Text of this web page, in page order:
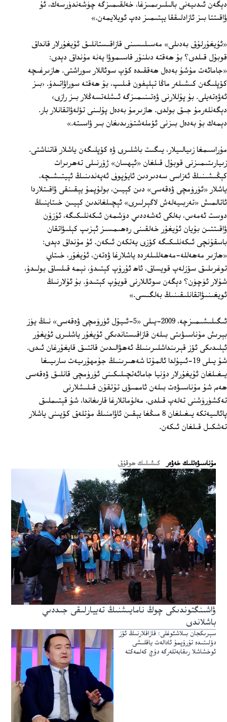
دېگەن ئىدىيەنى بالىلىرىمىزغا، خەلقىمىزگە چۈشەندۈرسەك، ئۇ
ۋاقىتتا بىز ئازادلىققا يېتىمىز دەپ ئويلايمەن.»
«ئۇيغۇرلۇق بەدىلى» مەسىلىسىنى قازاقىستانلىق ئۇيغۇرلار قانداق
قوبۇل قىلدى؟ بۇ ھەقتە دىلنۇر قاسىموۋا يەنە مۇنداق دېدى:
«جامائەت مۇشۇ بەدەل ھەققىدە كۆپ سوئاللار سوراشتى. ھازىرغىچە
كۆپلىگەن كىشىلەر ماڭا تېلېفون قىلىپ، بۇ ھەقتە سوراۋاتىدۇ. ‹بىز
ئەۋەتەيلى. بۇ پۇللارنى ۋەتىنىمىزگە ئىشلەتسەڭلار بىز رازى›
دېگەنلەرمۇ جىق بولدى. ھازىرمۇ بەدەل پۇلىنى تۆلەۋاتقانلار بار.
دېمەك بۇ بەدەل بىزنى ئۆملەشتۈرىدىغان بىر ۋاسىتە.»
مۇراسىمغا زىيالىيلار، يىگىت باشلىرى ۋە كۆپلىگەن ياشلار قاتناشتى.
زىيارىتىمىزنى قوبۇل قىلغان «ئېھسان» ژۇرنىلى تەھرىرات
كېڭىشىنىڭ ئەزاسى سەدىردىن ئايۇپوف ئەپەندىنىڭ ئېيتىشىچە،
ياشلار «ئۈرۈمچى ۋەقەسى» دىن كېيىن، بولۇپمۇ يېقىنقى ۋاقىتلاردا
ئاتالمىش «تەربىيەلەش لاگېرلىرى» ئېچىلغاندىن كېيىن خىتاينىڭ
دوست ئەمەس، بەلكى ئەشەددىي دۈشمەن ئىكەنلىكىگە، ئۇزۇن
ۋاقىتتىن بۇيان ئۇيغۇر خەلقىنى رەھىمسىز ئېزىپ كېلىۋاتقان
باسقۇنچى ئىكەنلىكىگە كۆزى يەتكەن ئىكەن. ئۇ مۇنداق دېدى:
«ھازىر مەھەللە-مەھەللىلەردە ياشلارغا ۋەتەن، ئۇيغۇر، خىتاي
توغرىلىق سۆزلەپ قويساق، ئاھ ئۇرۇپ كېتىدۇ، نېمە قىلساق بولىدۇ،
شۇلار ئۈچۈن؟ دېگەن سوئاللارنى قويۇپ كېتىدۇ. بۇ ئۇلارنىڭ
ئويغىنىۋاتقانلىقىنىڭ بەلگىسى.»
ئىگىلىشىمىزچە، 2009-يىلى «5-ئىيۇل ئۈرۈمچى ۋەقەسى» نىڭ يۈز
بېرىش مۇناسىۋىتى بىلەن قازاقىستاندىكى ئۇيغۇر ياشلىرى ئۇيغۇر
ئېلىدىكى ئۆز قېرىنداشلىرىنىڭ ئەھۋالىدىن قاتتىق قايغۇرغان ئىدى.
شۇ يىلى 19-ئىيۇلدا ئالمۇتا شەھىرىنىڭ جۇمھۇرىيەت سارىيىغا
يىغىلغان ئۇيغۇرلار دۇنيا جامائەتچىلىكىنى ئۈرۈمچى قانلىق ۋەقەسى
ھەم شۇ مۇناسىۋەت بىلەن ئاممىۋى تۇتقۇن قىلىشلارنى
تەكشۈرۈشنى تەلەپ قىلدى. مەلۇماتلارغا قارىغاندا، شۇ قېتىملىق
پائالىيەتكە يىغىلغان 8 مىڭغا يېقىن ئاۋامنىڭ مۇتلەق كۆپىنى ياشلار
تەشكىل قىلغان ئىكەن.
ﻣﯘﻧﺎﺳﯩﯟﻩﺗﻠﯩﻚ ﺧﻪﯞﻩﺭ كىشىلىك ھوقۇق
ۋاشىنگتوندىكى چوڭ نامايىشنىڭ تەييارلىقى جىددىي
باشلاندى
سېرىكجان بىلاشئوغلى: قازاقلارنىڭ ئۆز
دۆلىتىدە تۇرۇپمۇ ئادالەت ياقلىشى
ئوخشاشلا رىقابەتلەرگە دۇچ كەلمەكتە